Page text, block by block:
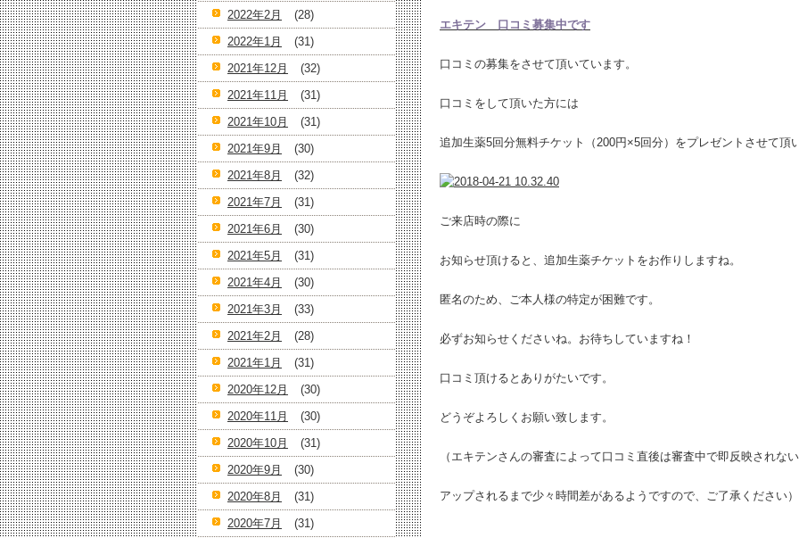
エキテン 口コミ募集中です
口コミの募集をさせて頂いています。
口コミをして頂いた方には
追加生薬5回分無料チケット（200円×5回分）をプレゼントさせて頂
ご来店時の際に
お知らせ頂けると、追加生薬チケットをお作りしますね。
匿名のため、ご本人様の特定が困難です。
必ずお知らせくださいね。お待ちしていますね！
口コミ頂けるとありがたいです。
どうぞよろしくお願い致します。
（エキテンさんの審査によって口コミ直後は審査中で即反映されな
アップされるまで少々時間差があるようですので、ご了承ください）
2022年2月
(28)
2022年1月
(31)
2021年12月
(32)
2021年11月
(31)
2021年10月
(31)
2021年9月
(30)
2021年8月
(32)
2021年7月
(31)
2021年6月
(30)
2021年5月
(31)
2021年4月
(30)
2021年3月
(33)
2021年2月
(28)
2021年1月
(31)
2020年12月
(30)
2020年11月
(30)
2020年10月
(31)
2020年9月
(30)
2020年8月
(31)
2020年7月
(31)